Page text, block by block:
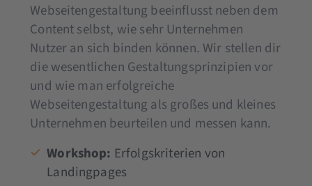
Webseitengestaltung beeinflusst neben dem
Content selbst, wie sehr Unternehmen
Nutzer an sich binden können. Wir stellen dir
die wesentlichen Gestaltungsprinzipien vor
und wie man erfolgreiche
Webseitengestaltung als großes und kleines
Unternehmen beurteilen und messen kann.
Workshop: Erfolgskriterien von
Landingpages